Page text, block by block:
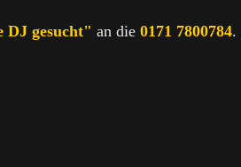
DJ gesucht" an die 0171 7800784.